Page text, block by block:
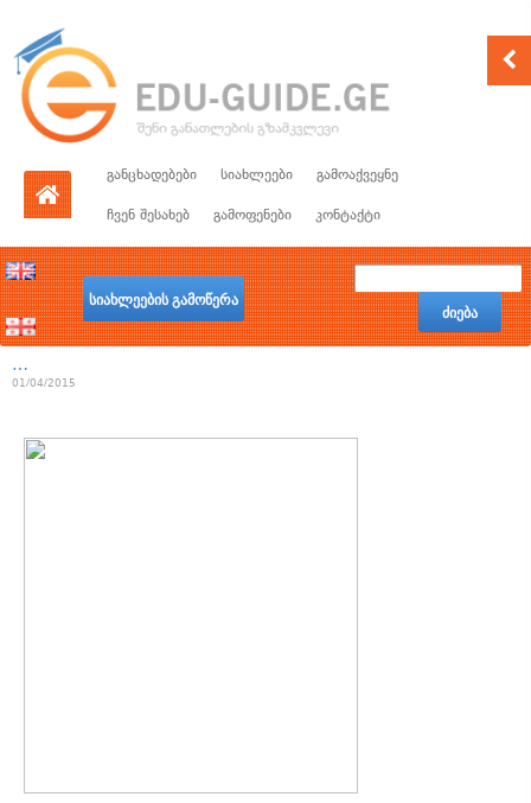
განცხადებები სიახლეები გამოაქვეყნე
ჩვენ შესახებ გამოფენები კონტაქტი
სიახლეების გამოწერა
ძიება
…
01/04/2015